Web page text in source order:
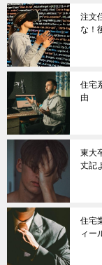
注文
な！
住宅
由
東大
丈記
住宅
ィー